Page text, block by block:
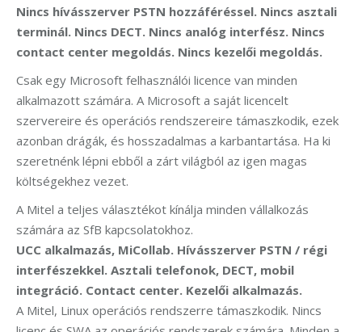
Nincs hívásszerver PSTN hozzáféréssel. Nincs asztali
terminál. Nincs DECT. Nincs analóg interfész. Nincs
contact center megoldás. Nincs kezelői megoldás.
Csak egy Microsoft felhasználói licence van minden
alkalmazott számára. A Microsoft a saját licencelt
szervereire és operációs rendszereire támaszkodik, ezek
azonban drágák, és hosszadalmas a karbantartása. Ha ki
szeretnénk lépni ebből a zárt világból az igen magas
költségekhez vezet.
A Mitel a teljes választékot kínálja minden vállalkozás
számára az SfB kapcsolatokhoz.
UCC alkalmazás, MiCollab. Hívásszerver PSTN / régi
interfészekkel. Asztali telefonok, DECT, mobil
integráció. Contact center. Kezelői alkalmazás.
A Mitel, Linux operációs rendszerre támaszkodik. Nincs